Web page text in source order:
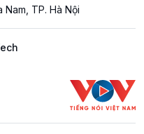
TP. Hà Nội